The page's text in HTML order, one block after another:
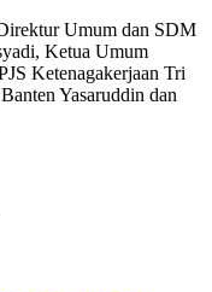
Umum dan SDM
Ketua Umum
Ketenagakerjaan Tri
Yasaruddin dan